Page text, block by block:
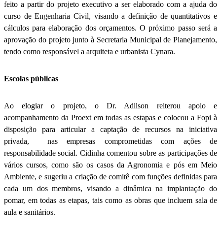
feito a partir do projeto executivo a ser elaborado com a ajuda do
curso de Engenharia Civil, visando a definição de quantitativos e
cálculos para elaboração dos orçamentos. O próximo passo será a
aprovação do projeto junto à Secretaria Municipal de Planejamento,
tendo como responsável a arquiteta e urbanista Cynara.
Escolas públicas
Ao elogiar o projeto, o Dr. Adilson reiterou apoio e
acompanhamento da Proext em todas as estapas e colocou a Fopi à
disposição para articular a captação de recursos na iniciativa
privada, nas empresas comprometidas com ações de
responsabilidade social. Cidinha comentou sobre as participações de
vários cursos, como são os casos da Agronomia e pós em Meio
Ambiente, e sugeriu a criação de comitê com funções definidas para
cada um dos membros, visando a dinâmica na implantação do
pomar, em todas as etapas, tais como as obras que incluem sala de
aula e sanitários.